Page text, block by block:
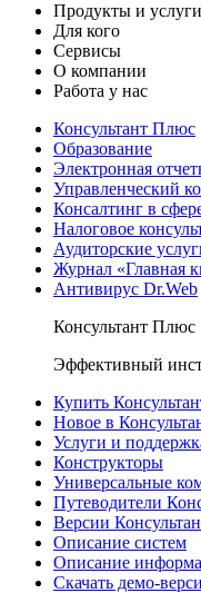
Продукты и услуги
Для кого
Сервисы
О компании
Работа у нас
Консультант Плюс
Образование
Электронная
Управленческий
Консалтинг в
Налоговое
Аудиторские
Журнал «Главная
Антивирус Dr.Web
Консультант Плюс
Эффективный
Купить
Новое в
Услуги и
Конструкторы
Универсальные
Путеводители
Версии
Описание систем
Описание
Скачать демо-